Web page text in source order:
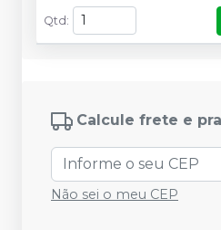
Qtd :
Calcule frete e
Não sei o meu CEP